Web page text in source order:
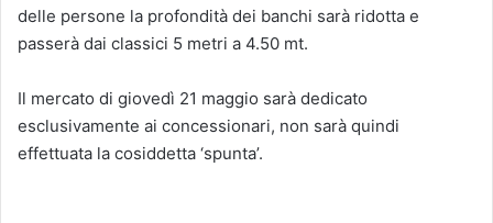
delle persone la profondità dei banchi sarà ridotta e
passerà dai classici 5 metri a 4.50 mt.
Il mercato di giovedì 21 maggio sarà dedicato
esclusivamente ai concessionari, non sarà quindi
effettuata la cosiddetta ‘spunta’.